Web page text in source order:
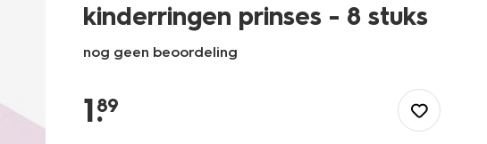
kinderringen prinses - 8 stuks
nog geen beoordeling
prinses-
1.
89